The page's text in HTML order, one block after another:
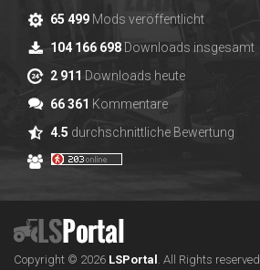
65 499 Mods veröffentlicht
104 166 698 Downloads insgesamt
2 911 Downloads heute
66 361 Kommentare
4.5 durchschnittliche Bewertung
Copyright © 2026 LSPortal All Rights reserved.